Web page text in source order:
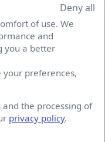
des journalistes
ouverte aux
et de
of use. We
and
you a better
preferences,
the processing of
privacy policy.
Deny all